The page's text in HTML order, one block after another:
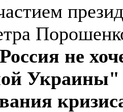
Россия не